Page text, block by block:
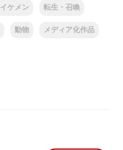
イケメン 転生・召喚
動物 メディア化作品